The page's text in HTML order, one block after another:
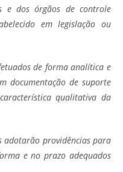
e dos órgãos de controle
em legislação ou
de forma analítica e
documentação de suporte
qualitativa da
adotarão providências para
e no prazo adequados